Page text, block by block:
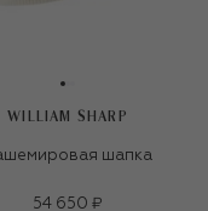
WILLIAM SHARP
шапка
54 650 ₽